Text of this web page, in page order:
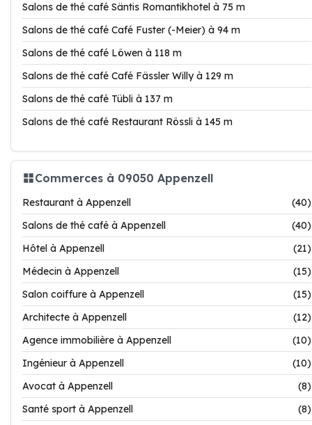
Salons de thé café Säntis Romantikhotel à 75 m
Salons de thé café Café Fuster (-Meier) à 94 m
Salons de thé café Löwen à 118 m
Salons de thé café Café Fässler Willy à 129 m
Salons de thé café Tübli à 137 m
Salons de thé café Restaurant Rössli à 145 m
Commerces à 09050 Appenzell
Restaurant à Appenzell
(40)
Salons de thé café à Appenzell
(40)
Hôtel à Appenzell
(21)
Médecin à Appenzell
(15)
Salon coiffure à Appenzell
(15)
Architecte à Appenzell
(12)
Agence immobilière à Appenzell
(10)
Ingénieur à Appenzell
(10)
Avocat à Appenzell
(8)
Santé sport à Appenzell
(8)